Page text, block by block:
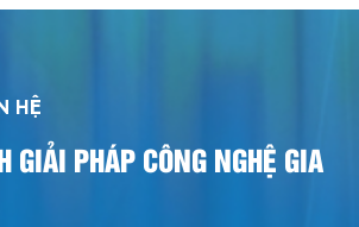
HỆ
GIẢI PHÁP CÔNG NGHỆ GIA